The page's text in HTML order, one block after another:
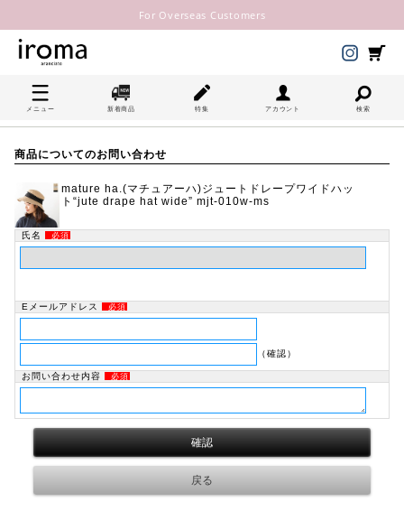
For Overseas Customers
メニュー 新着商品 特集 アカウント 検索
商品についてのお問い合わせ
mature ha.(マチュアーハ)ジュートドレープワイドハッ
ト“jute drape hat wide” mjt-010w-ms
氏名 必須
Eメールアドレス 必須
（確認）
お問い合わせ内容 必須